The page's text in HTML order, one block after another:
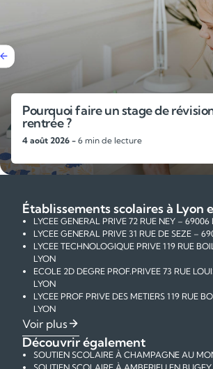
L’importance des gammes et
techniques pour progresser en
31 juillet 2026 -6 min de lecture
Établissements scolaires à Lyon
LYCEE GENERAL PRIVE 72 RUE NEY – 69006
LYCEE GENERAL PRIVE 31 RUE DE SEZE –
LYCEE TECHNOLOGIQUE PRIVE 119 RUE
LYON
ECOLE 2D DEGRE PROF.PRIVEE 73 RUE
LYON
LYCEE PROF PRIVE DES METIERS 119 RUE
LYON
COLLEGE PRIVE 1 RUE PAUL MICHEL
COLLEGE PRIVE 31 RUE GERMAIN – 69006
COLLEGE 10 RUE DE LA GAITE – 69006 LYON
COLLEGE 69 RUE VENDOME – 69006 LYON
Voir plus
Découvrir également
SOUTIEN SCOLAIRE À CHAMPAGNE AU